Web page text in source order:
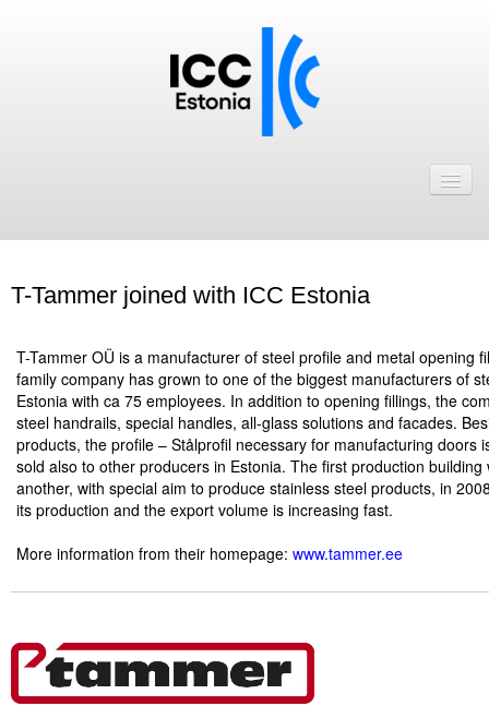
ICC Eesti liikmebaas
Liikmete pakkumised
Astu ICC Eesti liikmeks!
Kalender
ICC Eesti
Viidad
T-Tammer joined with ICC Estonia
T-Tammer OÜ is a manufacturer of steel profile and metal opening
family company has grown to one of the biggest manufacturers of
Estonia with ca 75 employees. In addition to opening fillings, the
steel handrails, special handles, all-glass solutions and facades.
products, the profile – Stålprofil necessary for manufacturing doors
sold also to other producers in Estonia. The first production
another, with special aim to produce stainless steel products, in
its production and the export volume is increasing fast.
More information from their homepage: www.tammer.ee